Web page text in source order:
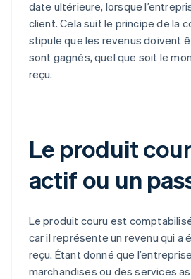
date ultérieure, lorsque
client. Cela suit le principe de la
stipule que les revenus doivent
sont gagnés, quel que soit le
reçu.
Le produit
actif ou un
Le produit couru est
car il représente un revenu qui a
reçu. Étant donné que
marchandises ou des services